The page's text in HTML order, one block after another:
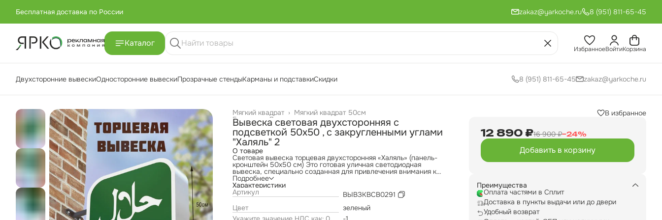
Бесплатная доставка по России
+7 (951) -811-65 45
zakaz@yarkoche.ru 8 (951) 811-65-45
Каталог
ИзбранноеВойтиКорзина
Двухсторонние вывескиОдносторонние вывескиПрозрачные стендыКарманы и подставкиСкидки 8 (951) 811-65-45 zakaz@yarkoche.ru
Мягкий квадрат 50см
Мягкий квадрат ›
Двухсторонние вывески ›
Главная ›
Вывеска световая двухсторонняя с
подсветкой 50х50 , с закругленными углами
"Халяль" 2
О товаре
Световая вывеска торцевая двухсторонняя «Халяль» (панель-
кронштейн 50х50 см) Это готовая уличная светодиодная
вывеска, специально созданная для привлечения внимания к
вашему бизнесу. Двухсторонняя торцевая панель-кронштейн с
элегантными закругленными углами крепится перпендикулярно
фасаду здания, обеспечивая отличную видимость с обеих
сторон улицы. Эти яркие и равномерно освещенные буквы и
символы делают вашу вывеску заметной издалека — в любой
погоду и в темное время суток, что особенно важно для
Подробнее
Характеристики
Артикул
ВЫВЗКВСВ0291
Цвет
зеленый
В избранное
12 890 ₽16 900 ₽−24%
Добавить в корзину
Преимущества
Оплата частями в Сплит
Доставка в пункты выдачи или до двери
Удобный возврат